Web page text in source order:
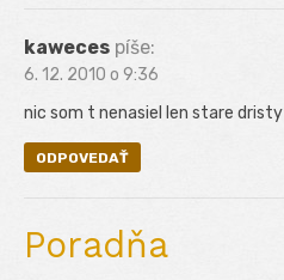
kaweces píše:
6. 12. 2010 o 9:36
nic som t nenasiel len stare dristy
ODPOVEDAŤ
Poradňa